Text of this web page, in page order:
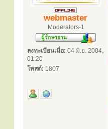
webmaster
Moderators-1
ลงทะเบียนเมื่อ: 04 มิ.ย. 2004,
01:20
โพสต์: 1807